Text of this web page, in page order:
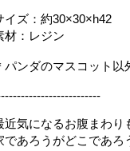
イズ：約30×30×h42
材：レジン
パンダのマスコット以
近気になるお腹まわり
であろうがどこであ